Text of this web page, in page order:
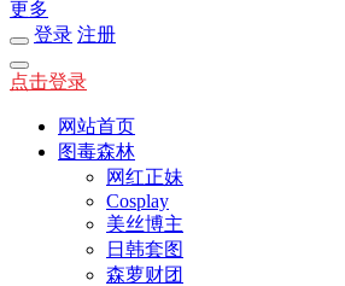
更多
登录 注册
点击登录
网站首页
图毒森林
网红正妹
Cosplay
美丝博主
日韩套图
森萝财团